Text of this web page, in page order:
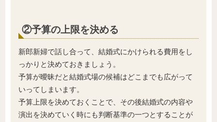
②予算の上限を決める
新郎新婦で話し合って、結婚式にかけられる費用をし
っかりと決めておきましょう。
予算が曖昧だと結婚式場の候補はどこまでも広がって
いってしまいます。
予算上限を決めておくことで、その後結婚式の内容や
演出を決めていく時にも判断基準の一つとすることが